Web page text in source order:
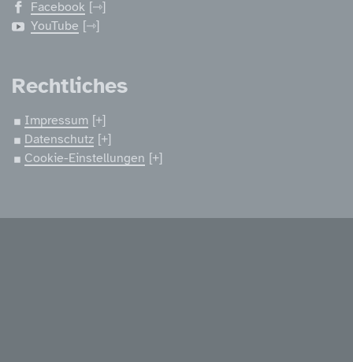
Facebook
YouTube
Rechtliches
Impressum
Datenschutz
Cookie-Einstellungen